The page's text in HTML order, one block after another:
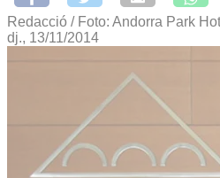
Redacció / Foto: Andorra Park
dj., 13/11/2014